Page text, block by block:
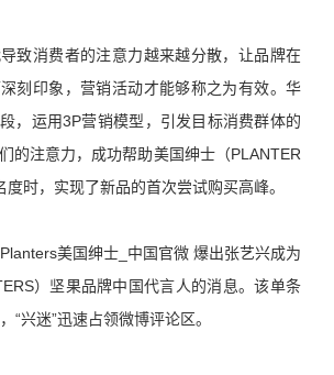
致消费者的注意力越来越分散，让品牌在
刻印象，营销活动才能够称之为有效。华
，运用3P营销模型，引发目标消费群体的
的注意力，成功帮助美国绅士（PLANTER
时，实现了新品的首次尝试购买高峰。
美国绅士_中国官微 爆出张艺兴成为
）坚果品牌中国代言人的消息。该单条
“兴迷”迅速占领微博评论区。